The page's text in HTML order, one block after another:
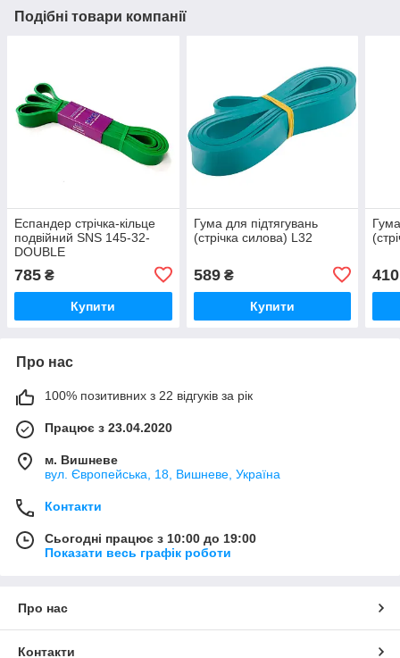
Подібні товари компанії
Еспандер стрічка-кільце
подвійний SNS 145-32-
DOUBLE
785 ₴
Купити
Гума для підтягувань
(стрічка силова) L32
589₴
Купити
410
Про нас
100% позитивних з 22 відгуків за рік
Працює з 23.04.2020
м. Вишневе
вул. Європейська, 18, Вишневе, Україна
Контакти
Сьогодні працює з 10:00 до 19:00
Показати весь графік роботи
Про нас
Контакти